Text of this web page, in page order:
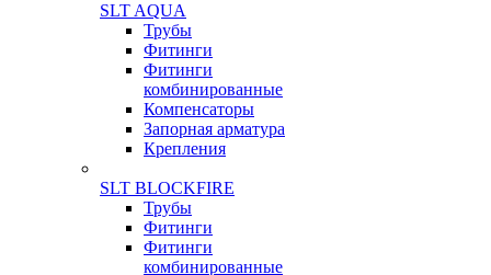
SLT AQUA
Трубы
Фитинги
Фитинги
комбинированные
Компенсаторы
Запорная арматура
Крепления
SLT BLOCKFIRE
Трубы
Фитинги
Фитинги
комбинированные